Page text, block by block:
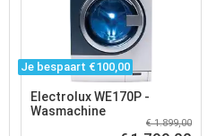
Je bespaart €100,00
Electrolux WE170P -
Wasmachine
€ 1.899,00